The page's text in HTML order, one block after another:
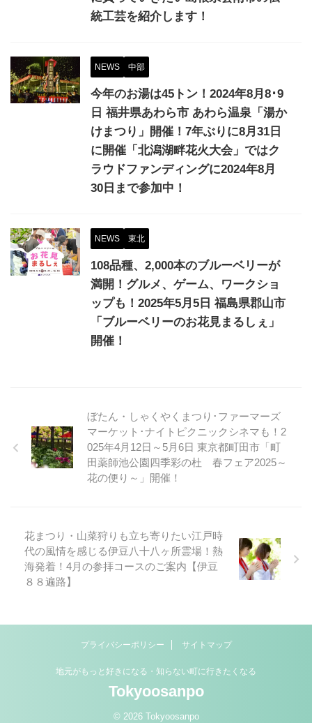
統工芸を紹介します！
NEWS 中部
今年のお湯は45トン！2024年8月8･9
日 福井県あわら市 あわら温泉「湯か
けまつり」開催！7年ぶりに8月31日
に開催「北潟湖畔花火大会」ではク
ラウドファンディングに2024年8月
30日まで参加中！
NEWS 東北
108品種、2,000本のブルーベリーが
満開！グルメ、ゲーム、ワークショ
ップも！2025年5月5日 福島県郡山市
「ブルーベリーのお花見まるしぇ」
開催！
ぼたん・しゃくやくまつり･ファーマーズ
マーケット･ナイトピクニックシネマも！2
025年4月12日～5月6日 東京都町田市「町
田薬師池公園四季彩の杜 春フェア2025～
花の便り～」開催！
花まつり・山菜狩りも立ち寄りたい江戸時
代の風情を感じる伊豆八十八ヶ所霊場！熱
海発着！4月の参拝コースのご案内【伊豆
８８遍路】
プライバシーポリシー サイトマップ
地元がもっと好きになる・知らない町に行きたくなる
Tokyoosanpo
© 2026 Tokyoosanpo